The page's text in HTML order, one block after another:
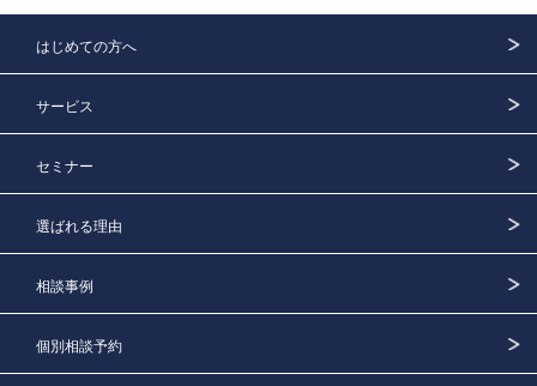
はじめての方へ
サービス
セミナー
選ばれる理由
相談事例
個別相談予約